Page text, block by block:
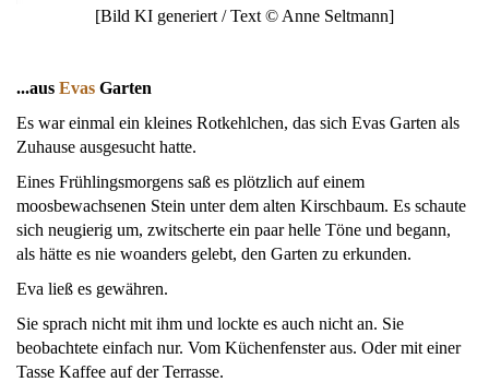
[Bild KI generiert / Text © Anne Seltmann]
...aus Evas Garten
Es war einmal ein kleines Rotkehlchen, das sich Evas Garten als
Zuhause ausgesucht hatte.
Eines Frühlingsmorgens saß es plötzlich auf einem
moosbewachsenen Stein unter dem alten Kirschbaum. Es schaute
sich neugierig um, zwitscherte ein paar helle Töne und begann,
als hätte es nie woanders gelebt, den Garten zu erkunden.
Eva ließ es gewähren.
Sie sprach nicht mit ihm und lockte es auch nicht an. Sie
beobachtete einfach nur. Vom Küchenfenster aus. Oder mit einer
Tasse Kaffee auf der Terrasse.